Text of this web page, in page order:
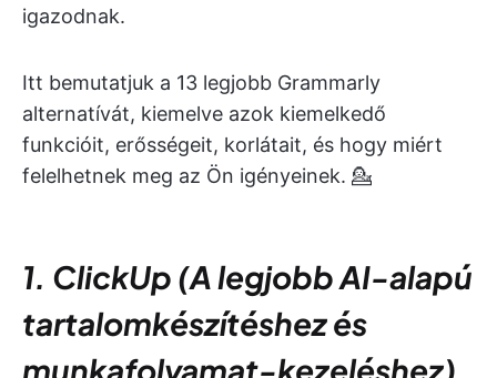
igazodnak.
Itt bemutatjuk a 13 legjobb Grammarly
alternatívát, kiemelve azok kiemelkedő
funkcióit, erősségeit, korlátait, és hogy miért
felelhetnek meg az Ön igényeinek. 💁
1. ClickUp (A legjobb AI-alapú
tartalomkészítéshez és
munkafolyamat-kezeléshez)